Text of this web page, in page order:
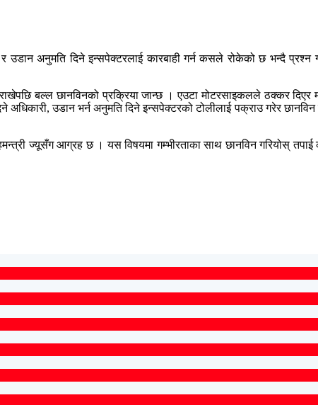
उडान अनुमति दिने इन्सपेक्टरलाई कारबाही गर्न कसले रोकेको छ भन्दै
बल्ल छानविनको प्रक्रिया जान्छ । एउटा मोटरसाइकलले ठक्कर दिएर
उडान भर्न अनुमति दिने इन्सपेक्टरको टोलीलाई पक्राउ गरेर छानविन
ज्यूसँग आग्रह छ । यस विषयमा गम्भीरताका साथ छानविन गरियोस् तपाई